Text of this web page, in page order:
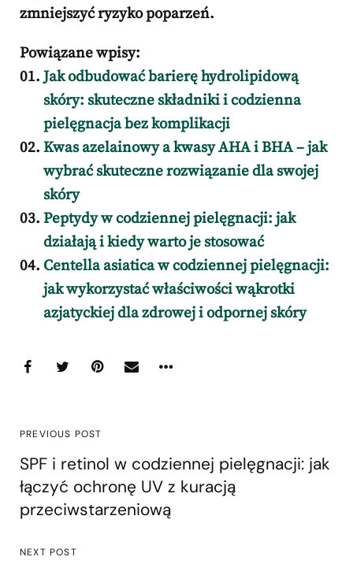
zmniejszyć ryzyko poparzeń.
Powiązane wpisy:
Jak odbudować barierę hydrolipidową
skóry: skuteczne składniki i codzienna
pielęgnacja bez komplikacji
Kwas azelainowy a kwasy AHA i BHA – jak
wybrać skuteczne rozwiązanie dla swojej
skóry
Peptydy w codziennej pielęgnacji: jak
działają i kiedy warto je stosować
Centella asiatica w codziennej pielęgnacji:
jak wykorzystać właściwości wąkrotki
azjatyckiej dla zdrowej i odpornej skóry
PREVIOUS POST
SPF i retinol w codziennej pielęgnacji: jak
łączyć ochronę UV z kuracją
przeciwstarzeniową
NEXT POST